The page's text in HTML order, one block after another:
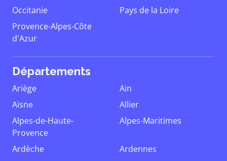
Occitanie
Pays de la Loire
Provence-Alpes-Côte
d'Azur
Départements
Ariège
Ain
Aisne
Allier
Alpes-de-Haute-
Provence
Alpes-Maritimes
Ardèche
Ardennes